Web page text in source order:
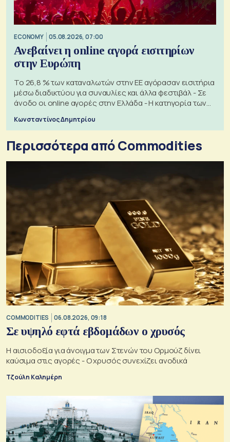
ECONOMY 05.08.2026, 07:00
Ανεβαίνει η online αγορά εισιτηρίων
στην Ευρώπη
Το 26,8 % των καταναλωτών στην ΕΕ αγόρασαν εισιτήρια
μέσω διαδικτύου για συναυλίες και άλλα φεστιβάλ - Σε
άνοδο οι online αγορές στην Ελλάδα - Η κατηγορία των
Κωνσταντίνος Δημητρίου
Περισσότερα από Commodities
COMMODITIES 06.08.2026, 09:18
Σε υψηλό εφτά εβδομάδων ο χρυσός
Η αισιοδοξία για άνοιγμα των Στενών του Ορμούζ δίνει
καύσιμα στις αγορές - Ο χρυσός συνεχίζει ανοδικά
Τζούλη Καλημέρη